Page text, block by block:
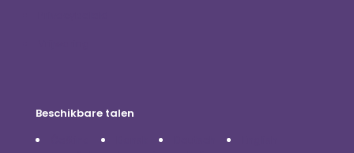
Beschikbare talen